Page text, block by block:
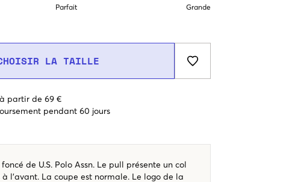
Parfait Grande
LA TAILLE
partir de 69 €
pendant 60 jours
de U.S. Polo Assn. Le pull présente un col
l’avant. La coupe est normale. Le logo de la